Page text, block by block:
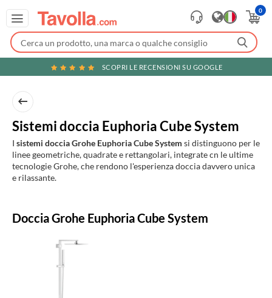
0
SCOPRI LE RECENSIONI SU GOOGLE
Sistemi doccia Euphoria Cube System
I sistemi doccia Grohe Euphoria Cube System si distinguono per le
linee geometriche, quadrate e rettangolari, integrate cn le ultime
tecnologie Grohe, che rendono l'esperienza doccia davvero unica
e rilassante.
in
evidenza
Doccia Grohe Euphoria Cube System